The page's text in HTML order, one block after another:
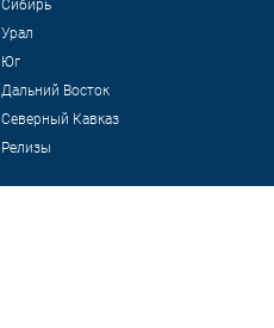
Сибирь
Урал
Юг
Дальний Восток
Северный Кавказ
Релизы